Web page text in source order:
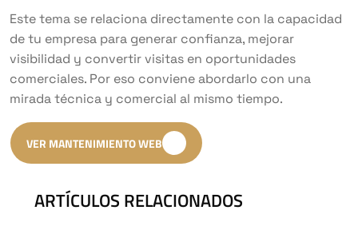
Este tema se relaciona directamente con la capacidad
de tu empresa para generar confianza, mejorar
visibilidad y convertir visitas en oportunidades
comerciales. Por eso conviene abordarlo con una
mirada técnica y comercial al mismo tiempo.
VER MANTENIMIENTO WEB
ARTÍCULOS RELACIONADOS